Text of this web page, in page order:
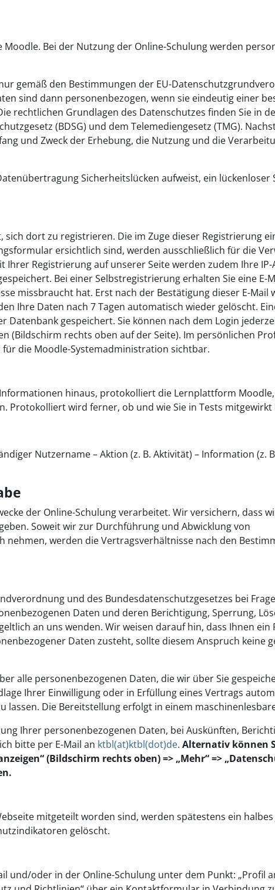
Bei der Nutzung der Online-Schulung werden
gemäß den Bestimmungen der EU-
sind dann personenbezogen, wenn sie eindeutig einer
rechtlichen Grundlagen des Datenschutzes finden Sie in
(BDSG) und dem Telemediengesetz (TMG).
und Zweck der Erhebung, die Nutzung und die
Sicherheitslücken aufweist, ein lückenloser
dort zu registrieren. Die im Zuge dieser Registrierung
ersichtlich sind, werden ausschließlich für die
Registrierung auf unserer Seite werden zudem Ihre IP-
Bei einer Selbstregistrierung erhalten Sie eine E-
missbraucht hat. Erst nach der Bestätigung dieser E-Mail
Ihre Daten nach 7 Tagen automatisch wieder gelöscht.
gespeichert. Sie können nach dem Login
(Bildschirm rechts oben auf der Seite). Im persönlichen
die Moodle-Systemadministration sichtbar.
hinaus, protokolliert die Lernplattform
Protokolliert wird ferner, ob und wie Sie in Tests mitgewirkt
Nutzername – Aktion (z. B. Aktivität) – Information (z.
der Online-Schulung verarbeitet. Wir versichern, dass
Soweit wir zur Durchführung und Abwicklung von
werden die Vertragsverhältnisse nach den
und des Bundesdatenschutzgesetzes bei
Daten und deren Berichtigung, Sperrung,
an uns wenden. Wir weisen darauf hin, dass Ihnen ein
Daten zusteht, sollte diesem Anspruch keine
alle personenbezogenen Daten, die wir über Sie
Ihrer Einwilligung oder in Erfüllung eines Vertrags
lassen. Die Bereitstellung erfolgt in einem
Ihrer personenbezogenen Daten, bei Auskünften,
bitte per E-Mail an ktbl(at)ktbl(dot)de. Alternativ können
(Bildschirm rechts oben) => „Mehr“ =>
mitgeteilt worden sind, werden spätestens ein halbes
gelöscht.
und/oder in der Online-Schulung unter dem Punkt: „Profil